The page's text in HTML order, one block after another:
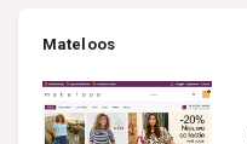
Mateloos